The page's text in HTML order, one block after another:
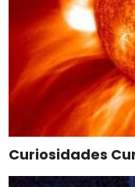
Curiosidades